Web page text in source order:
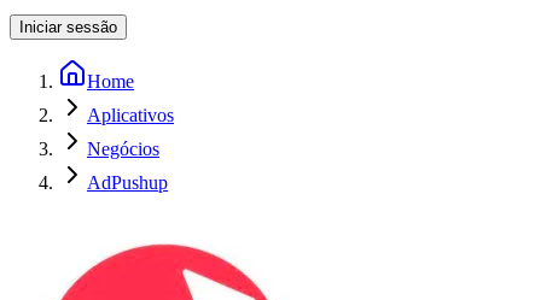
Iniciar sessão
Home
Aplicativos
Negócios
AdPushup